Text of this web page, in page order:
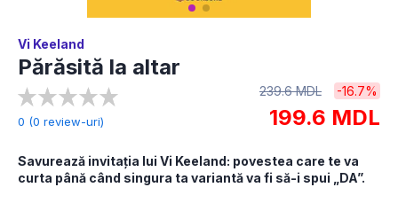
Vi Keeland
Părăsită la altar
0 (0 review-uri)
239.6 MDL -16.7%
199.6 MDL
Savurează invitația lui Vi Keeland: povestea care te va
curta până când singura ta variantă va fi să-i spui „DA”.